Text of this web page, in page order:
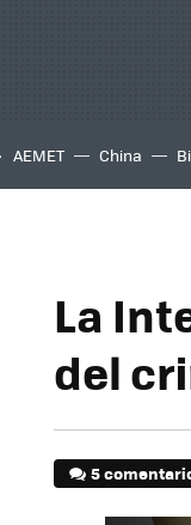
AEMET China
La
del
5